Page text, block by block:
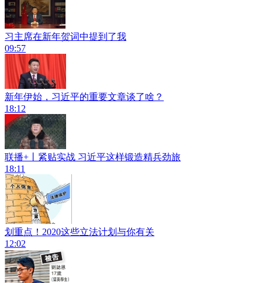
习主席在新年贺词中提到了我
09:57
新年伊始，习近平的重要文章谈了啥？
18:12
联播+丨紧贴实战 习近平这样锻造精兵劲旅
18:11
划重点！2020这些立法计划与你有关
12:02